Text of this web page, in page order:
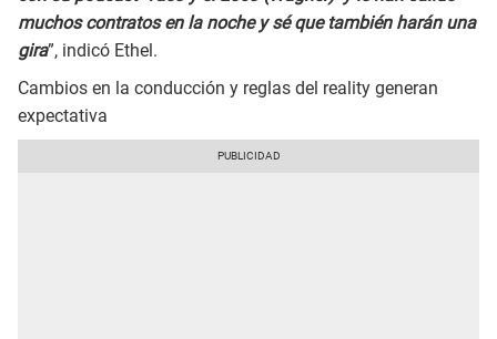
muchos contratos en la noche y sé que también harán una
gira”, indicó Ethel.
Cambios en la conducción y reglas del reality generan
expectativa